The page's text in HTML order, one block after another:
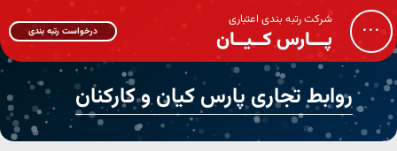
... شرکت رتبه بندی اعتباری
پـــارس کــیــان درخواست رتبه بندی
روابط تجاری پارس کیان و کارکنان